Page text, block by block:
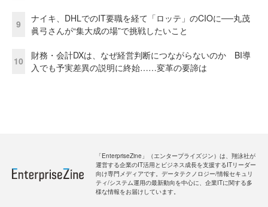
9
ナイキ、DHLでのIT要職を経て「ロッテ」のCIOに──丸茂
眞弓さんが“集大成の場”で挑戦したいこと
10
財務・会計DXは、なぜ経営判断につながらないのか BI導
入でも予実差異の説明に終始……変革の要諦は
「EnterpriseZine」（エンタープライズジン）は、翔泳社が
運営する企業のIT活用とビジネス成長を支援するITリーダー
向け専門メディアです。データテクノロジー/情報セキュリ
ティ/システム運用の最新動向を中心に、企業ITに関する多
様な情報をお届けしています。